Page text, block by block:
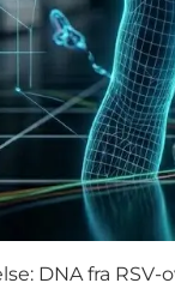
DNA fra